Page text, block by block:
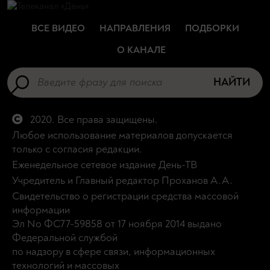
ВСЕ ВИДЕО НАПРАВЛЕНИЯ
ПОДБОРКИ
О КАНАЛЕ
НАЙТИ
2020. Все права защищены.
Любое использование материалов допускается
только с согласия редакции.
Еженедельное сетевое издание День-ТВ
Учредитель и Главный редактор Проханов А.А.
Свидетельство о регистрации средства массовой
информации
Эл No ФС77-59858 от 17 ноября 2014 выдано
Федеральной службой
по надзору в сфере связи, информационных
технологий и массовых